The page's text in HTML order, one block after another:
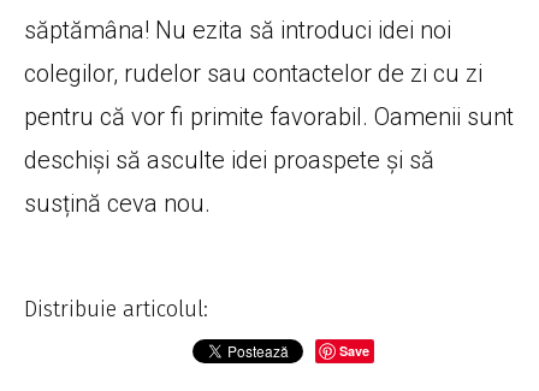
săptămâna! Nu ezita să introduci idei noi
colegilor, rudelor sau contactelor de zi cu zi
pentru că vor fi primite favorabil. Oamenii sunt
deschiși să asculte idei proaspete și să
susțină ceva nou.
Distribuie articolul:
Save